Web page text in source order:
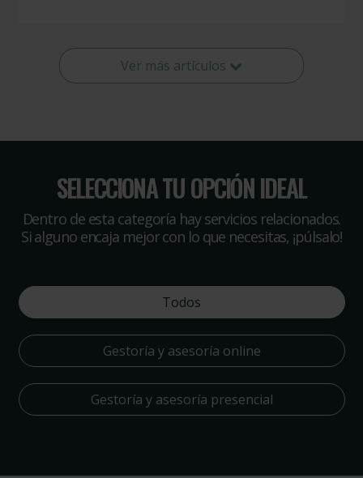
Ver más artículos
SELECCIONA TU OPCIÓN IDEAL
Dentro de esta categoría hay servicios relacionados.
Si alguno encaja mejor con lo que necesitas, ¡púlsalo!
Todos
Gestoría y asesoría online
Gestoría y asesoría presencial